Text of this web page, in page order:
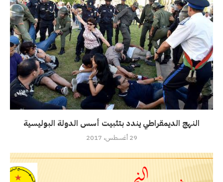
النهج الديمقراطي يندد بتثبيت أسس الدولة البوليسية
29 أغسطس، 2017